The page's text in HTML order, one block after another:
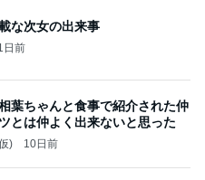
な次女の出来事
日前
葉ちゃんと食事で紹介された仲
とは仲よく出来ないと思った
) 10日前